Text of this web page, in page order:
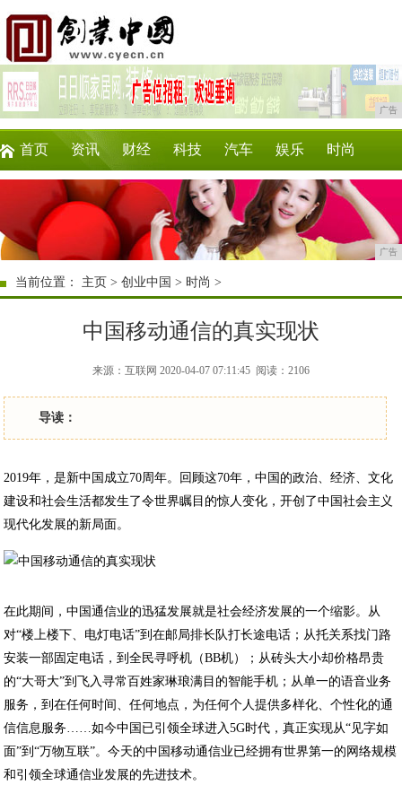
广告
首页 资讯 财经 科技 汽车 娱乐 时尚
游戏 美食 商讯 消费 购物
广告
当前位置： 主页 >创业中国 > 时尚 >
中国移动通信的真实现状
来源：互联网 2020-04-07 07:11:45 阅读：2106
导读：
2019年，是新中国成立70周年。回顾这70年，中国的政治、经济、文化
建设和社会生活都发生了令世界瞩目的惊人变化，开创了中国社会主义
现代化发展的新局面。
在此期间，中国通信业的迅猛发展就是社会经济发展的一个缩影。从
对“楼上楼下、电灯电话”到在邮局排长队打长途电话；从托关系找门路
安装一部固定电话，到全民寻呼机（BB机）；从砖头大小却价格昂贵
的“大哥大”到飞入寻常百姓家琳琅满目的智能手机；从单一的语音业务
服务，到在任何时间、任何地点，为任何个人提供多样化、个性化的通
信信息服务……如今中国已引领全球进入5G时代，真正实现从“见字如
面”到“万物互联”。今天的中国移动通信业已经拥有世界第一的网络规模
和引领全球通信业发展的先进技术。